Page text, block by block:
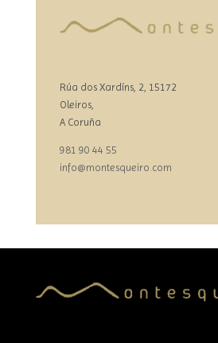
Rúa dos Xardíns, 2, 15172
Oleiros,
A Coruña
981 90 44 55
info@montesqueiro.com